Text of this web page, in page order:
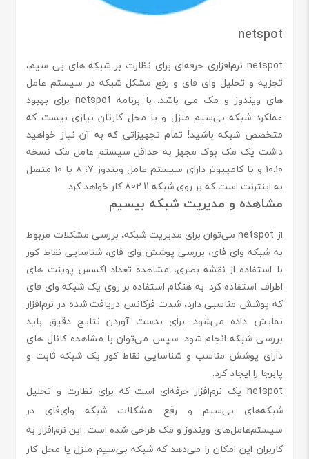
netspot
netspot نرم‌افزاری حرفه‌ای برای نظارت بر شبکه‌ های بی‌ سیم،
تجزیه و تحلیل وای‌ فای و رفع مشکل شبکه در سیستم‌ عامل‌
های ویندوز و مک می‌ باشد. با برنامه netspot برای بهبود
عملکرد شبکه بی‌سیم منزل و یا محل کارتان نیازی نیست که
متخصص شبکه باشید! تمام تجهیزاتی که به آن نیاز خواهید
داشت یک مک بوک مجهز به حداقل سیستم عامل مک نسخه
۱۰.۱۰ و یا کامپیوتر دارای سیستم عامل ویندوز ۷، ۸ یا ۱۰ متصل
به اینترنت است که بر روی شبکه 802.11 کار خواهد کرد.
مشاهده و مدیریت شبکه بیسیم
از netspot می‌توان برای مدیریت شبکه‌، بررسی مشکلات مربوط
به شبکه وای‌ فای، بررسی پوشش وای‌ فای، شناسایی نقاط کور
با استفاده از نقشه بصری، مشاهده تعداد اکسس پوینت‌ های
اطراف استفاده کرد. به‌ هنگام استفاده بر روی یک شبکه وای‌ فای
که پوشش مناسبی دارد، شدت فرکانس دریافت شده در نرم‌افزار
نمایش داده می‌شود. برای بدست آوردن نتایج دقیق باید
بررسی شبکه انجام شود‌. سپس می‌توان با مشاهده کانال‌ های
دارای پوشش مناسب و شناسایی نقاط کور یک شبکه ثابت و
پابرجا را ایجاد کرد.
netspot یک نرم‌افزار حرفه‌ای است که برای نظارت و تحلیل
شبکه‌های بی‌سیم و رفع مشکلات شبکه وای‌فای در
سیستم‌عامل‌های ویندوز و مک طراحی شده است. این نرم‌افزار به
کاربران این امکان را می‌دهد که شبکه بی‌سیم منزل یا محل کار